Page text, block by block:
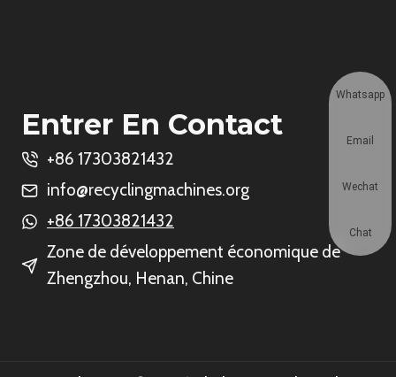
Entrer En Contact
+86 17303821432
info@recyclingmachines.org
+86 17303821432
Zone de développement économique de
Zhengzhou, Henan, Chine
Whatsapp
Email
Wechat
Chat